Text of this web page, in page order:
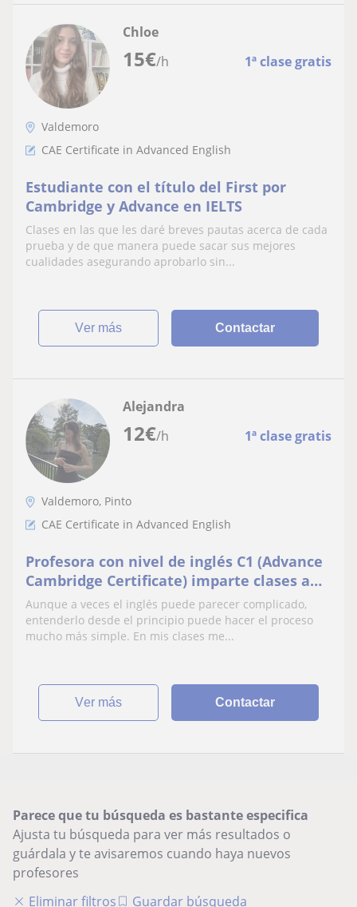
15€/h 1ª clase gratis
Chloe
Valdemoro
CAE Certificate in Advanced English
Estudiante con el título del First por
Cambridge y Advance en IELTS
Clases en las que les daré breves pautas acerca de cada
prueba y de que manera puede sacar sus mejores
cualidades asegurando aprobarlo sin...
ver más Contactar
12€/h 1ª clase gratis
Alejandra
Valdemoro, Pinto
CAE Certificate in Advanced English
Profesora con nivel de inglés C1 (Advance
Cambridge Certificate) imparte clases a
niños y niñas de todas las edades
Aunque a veces el inglés puede parecer complicado,
entenderlo desde el principio puede hacer el proceso
mucho más simple. En mis clases me...
ver más Contactar
Parece que tu búsqueda es bastante especifica
Ajusta tu búsqueda para ver más resultados o
guárdala y te avisaremos cuando haya nuevos
profesores
Eliminar filtros
Guardar búsqueda